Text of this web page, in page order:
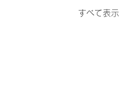
すべて表示